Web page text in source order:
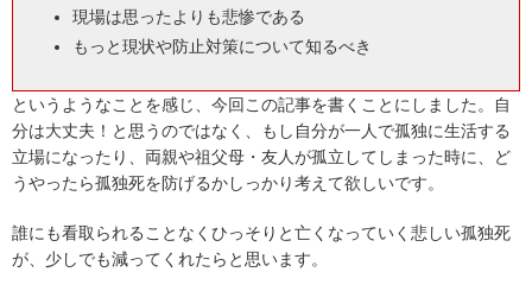
現場は思ったよりも悲惨である
もっと現状や防止対策について知るべき
というようなことを感じ、今回この記事を書くことにしました。自
分は大丈夫！と思うのではなく、もし自分が一人で孤独に生活する
立場になったり、両親や祖父母・友人が孤立してしまった時に、ど
うやったら孤独死を防げるかしっかり考えて欲しいです。
誰にも看取られることなくひっそりと亡くなっていく悲しい孤独死
が、少しでも減ってくれたらと思います。